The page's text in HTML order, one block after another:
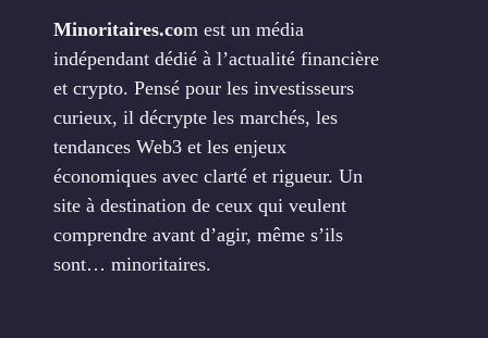
Minoritaires.com est un média
indépendant dédié à l’actualité financière
et crypto. Pensé pour les investisseurs
curieux, il décrypte les marchés, les
tendances Web3 et les enjeux
économiques avec clarté et rigueur. Un
site à destination de ceux qui veulent
comprendre avant d’agir, même s’ils
sont… minoritaires.